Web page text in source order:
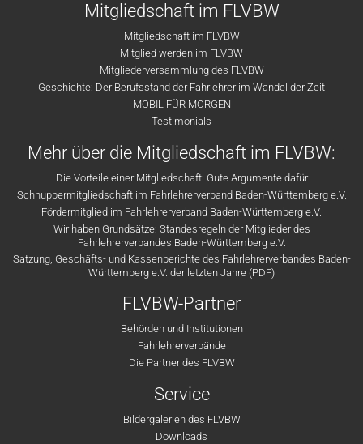
Mitgliedschaft im FLVBW
Mitgliedschaft im FLVBW
Mitglied werden im FLVBW
Mitgliederversammlung des FLVBW
Geschichte: Der Berufsstand der Fahrlehrer im Wandel der Zeit
MOBIL FÜR MORGEN
Testimonials
Mehr über die Mitgliedschaft im FLVBW:
Die Vorteile einer Mitgliedschaft: Gute Argumente dafür
Schnuppermitgliedschaft im Fahrlehrerverband Baden-Württemberg e.V.
Fördermitglied im Fahrlehrerverband Baden-Württemberg e.V.
Wir haben Grundsätze: Standesregeln der Mitglieder des
Fahrlehrerverbandes Baden-Württemberg e.V.
Satzung, Geschäfts- und Kassenberichte des Fahrlehrerverbandes Baden-
Württemberg e.V. der letzten Jahre (PDF)
FLVBW-Partner
Behörden und Institutionen
Fahrlehrerverbände
Die Partner des FLVBW
Service
Bildergalerien des FLVBW
Downloads